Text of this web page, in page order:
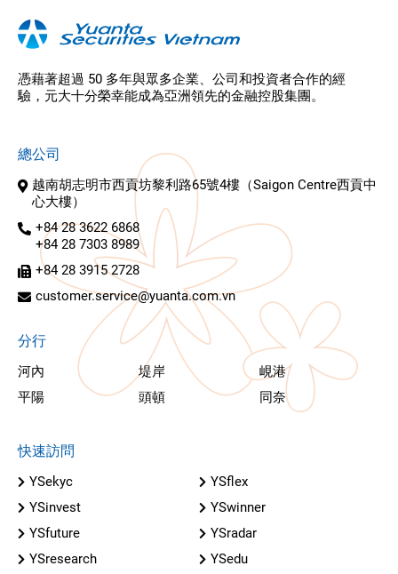
憑藉著超過 50 多年與眾多企業、公司和投資者合作的經
驗，元大十分榮幸能成為亞洲領先的金融控股集團。
總公司
越南胡志明市西貢坊黎利路65號4樓（Saigon Centre西貢中
心大樓）
+84 28 3622 6868
+84 28 7303 8989
+84 28 3915 2728
customer.service@yuanta.com.vn
分行
河內 堤岸
峴港
平陽
頭頓 同奈
快速訪問
YSekyc
YSflex
YSinvest
YSwinner
YSfuture
YSradar
YSresearch
YSedu